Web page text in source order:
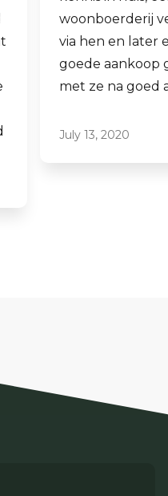
ook een
aankopen.
Laagdrempelig
professioneel, ik